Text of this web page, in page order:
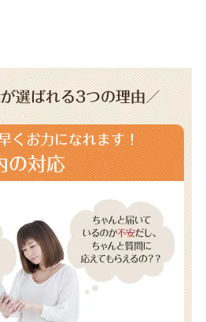
選ばれる3つの理由／
くお力になれます！
の対応